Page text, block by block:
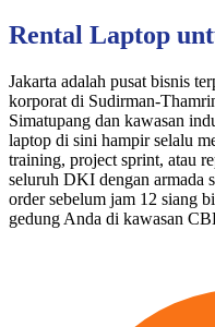
Rental Laptop
Jakarta adalah pusat bisnis
korporat di Sudirman-
Simatupang dan kawasan
laptop di sini hampir selalu
training, project sprint, atau
seluruh DKI dengan armada
order sebelum jam 12 siang
gedung Anda di kawasan